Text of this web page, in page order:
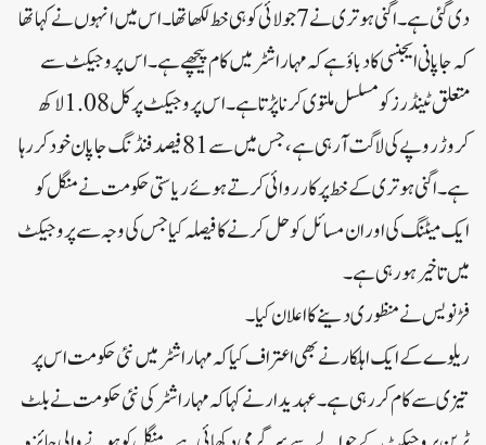
دی گئی ہے۔اگنی ہوتری نے 7 جولائی کو ہی خط لکھا تھا۔اس میں انہوں نے کہا تھا
کہ جاپانی ایجنسی کا دباؤ ہے کہ مہاراشٹر میں کام پیچھے ہے۔اس پروجیکٹ سے
متعلق ٹینڈرز کو مسلسل ملتوی کرنا پڑتا ہے۔اس پروجیکٹ پر کل 1.08 لاکھ
کروڑ روپے کی لاگت آرہی ہے، جس میں سے 81 فیصد فنڈنگ ​​جاپان خود کر رہا
ہے۔اگنی ہوتری کے خط پر کارروائی کرتے ہوئے ریاستی حکومت نے منگل کو
ایک میٹنگ کی اور ان مسائل کو حل کرنے کا فیصلہ کیا جس کی وجہ سے پروجیکٹ
میں تاخیر ہو رہی ہے۔
فڑنویس نے منظوری دینے کا اعلان کیا۔
ریلوے کے ایک اہلکار نے بھی اعتراف کیا کہ مہاراشٹر میں نئی ​​حکومت اس پر
تیزی سے کام کر رہی ہے۔عہدیدار نے کہا کہ مہاراشٹر کی نئی حکومت نے بلٹ